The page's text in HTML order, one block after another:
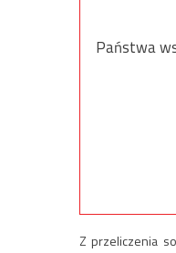
Państwa
Z przeliczenia